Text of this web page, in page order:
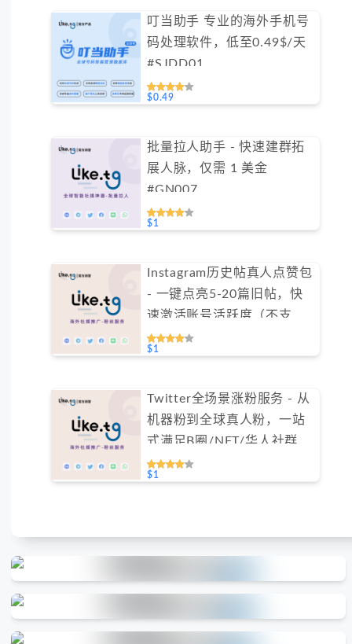
叮当助手 专业的海外手机号
码处理软件，低至0.49$/天
#SJDD01
$0.49
批量拉人助手 - 快速建群拓
展人脉，仅需 1 美金
#GN007
$1
Instagram历史帖真人点赞包
- 一键点亮5-20篇旧帖，快
速激活账号活跃度（不支持
免费测试）
$1
Twitter全场景涨粉服务 - 从
机器粉到全球真人粉，一站
式满足B圈/NFT/华人社群需
求（不支持免费测试）
$1